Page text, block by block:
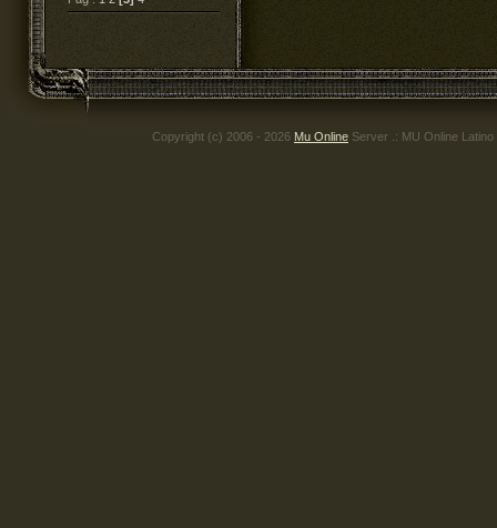
Copyright (c) 2006 - 2026 Mu Online Server .: MU Online